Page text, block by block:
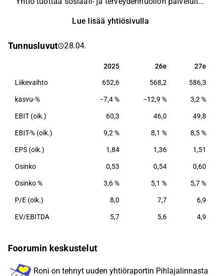
julkisyhteisöille ja tarjoaa palveluita niin
hammasklinikoilla kuin sairaaloissakin eri puolilla
Lue lisää yhtiösivulla
Tunnusluvut 28.04.
2025 26e 27e
2025 26e 27e
Liikevaihto 652,6 568,2 586,3
kasvu-% −7,4 % −12,9 % 3,2 %
EBIT (oik.) 60,3 46,0 49,8
EBIT-% (oik.) 9,2 % 8,1 % 8,5 %
EPS (oik.) 1,84 1,36 1,51
Osinko 0,53 0,54 0,60
Osinko % 3,6 % 5,1 % 5,7 %
P/E (oik.) 8,0 7,7 6,9
EV/EBITDA 5,7 5,6 4,9
Foorumin keskustelut
Roni on tehnyt uuden yhtiöraportin Pihlajalinnasta